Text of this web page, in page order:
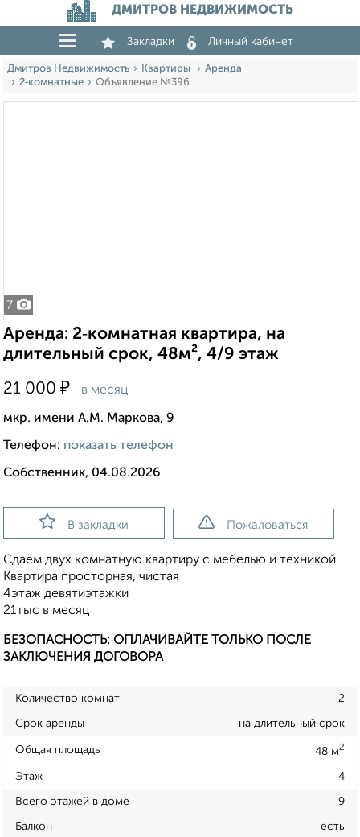
ДМИТРОВ НЕДВИЖИМОСТЬ
Закладки Личный кабинет
Дмитров Недвижимость Квартиры
Аренда
2‑комнатные
Объявление №396
7
Аренда: 2‑комнатная квартира, на
длительный срок, 48м², 4/9 этаж
21 000 ₽ в месяц
мкр. имени А.М. Маркова, 9
Телефон: показать телефон
Собственник, 04.08.2026
В закладки Пожаловаться
Сдаём двух комнатную квартиру с мебелью и техникой
Квартира просторная, чистая
4этаж девятиэтажки
21тыс в месяц
БЕЗОПАСНОСТЬ: ОПЛАЧИВАЙТЕ ТОЛЬКО ПОСЛЕ
ЗАКЛЮЧЕНИЯ ДОГОВОРА
Количество комнат 2
Срок аренды на длительный срок
Общая площадь 48 м2
Этаж 4
Всего этажей в доме 9
Балкон есть